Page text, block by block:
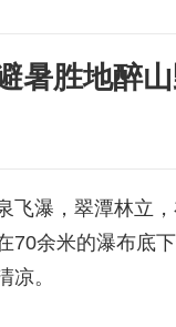
暑胜地醉
飞瀑，翠潭林立
70余米的瀑布底
凉。